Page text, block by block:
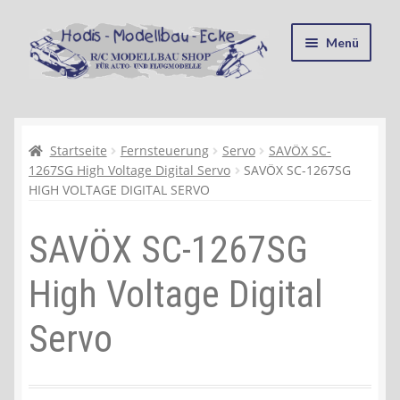
Zur
Navigation
springen
Zum
Inhalt
springen
Menü
Kasse
Mein Konto
Recycling, Entsorgung und Umwelt
Shop
Warenkorb
Ablauf einer Bestellung
Startseite Fernsteuerung Servo
SAVÖX SC-
1267SG High Voltage Digital Servo
SAVÖX SC-1267SG
HIGH VOLTAGE DIGITAL SERVO
SAVÖX SC-1267SG
High Voltage Digital
Servo